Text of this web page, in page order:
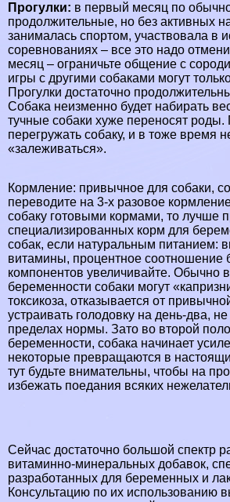
Прогулки: в первый месяц по
продолжительные, но без активных
занималась спортом, участвовала в
соревнованиях – все это надо
месяц – ограничьте общение с
игры с другими собаками могут
Прогулки достаточно
Собака неизменно будет набирать
тучные собаки хуже переносят
перегружать собаку, и в тоже время
«залеживаться».
Кормление: привычное для собаки,
переводите на 3-х разовое
собаку готовыми кормами, то лучше
специализированных корм для
собак, если натуральным питанием:
витамины, процентное соотношение
компонентов увеличивайте. Обычно
беременности собаки могут
токсикоза, отказывается от
устраивать голодовку на день-два, не
пределах нормы. Зато во второй
беременности, собака начинает
некоторые превращаются в
тут будьте внимательны, чтобы на
избежать поедания всяких
Сейчас достаточно большой спектр
витаминно-минеральных добавок,
разработанных для беременных и
Консультацию по их использованию